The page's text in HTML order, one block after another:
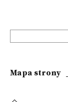
Mapa strony